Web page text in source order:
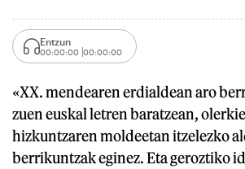
Entzun
00:00:00 00:00:00
«XX. mendearen erdialdean aro
zuen euskal letren baratzean,
hizkuntzaren moldeetan itzelezko
berrikuntzak eginez. Eta geroztiko